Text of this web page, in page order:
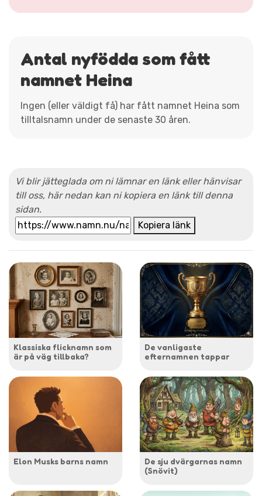
Antal nyfödda som fått
namnet Heina
Ingen (eller väldigt få) har fått namnet Heina som
tilltalsnamn under de senaste 30 åren.
Vi blir jätteglada om ni lämnar en länk eller hänvisar
till oss, här nedan kan ni kopiera en länk till denna
sidan.
Kopiera länk
Klassiska flicknamn som
är på väg tillbaka?
De vanligaste
efternamnen tappar
Elon Musks barns namn
De sju dvärgarnas namn
(Snövit)